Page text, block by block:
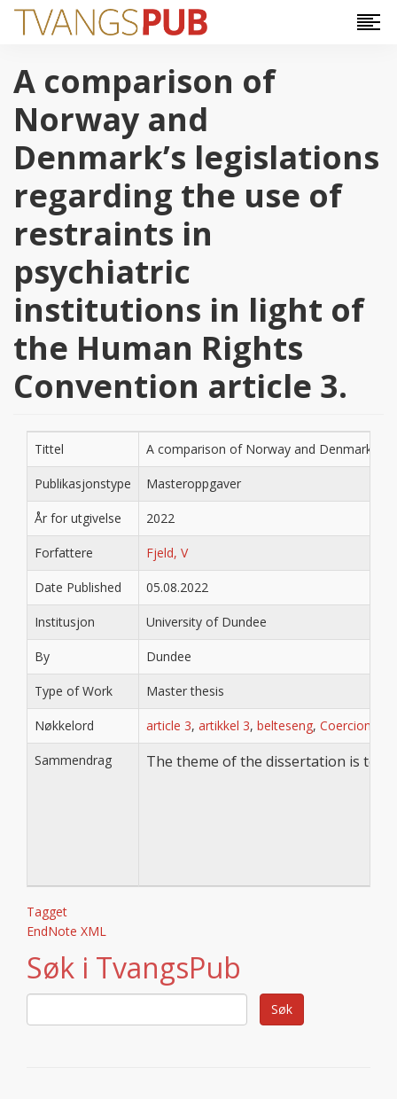
Hopp til hovedinnhold
A comparison of
Norway and
Denmark’s legislations
regarding the use of
restraints in
psychiatric
institutions in light of
the Human Rights
Convention article 3.
Tittel A comparison of Norway and Denmark’s
Publikasjonstype Masteroppgaver
År for utgivelse 2022
Forfattere Fjeld, V
Date Published 05.08.2022
Institusjon University of Dundee
By Dundee
Type of Work Master thesis
Nøkkelord article 3, artikkel 3, belteseng, Coercion
Sammendrag The theme of the dissertation is to
Tagget
EndNote XML
Søk i TvangsPub